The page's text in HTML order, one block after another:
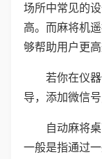
场所中常见的
高。而麻将机
够帮助用户更高
若你在仪
导，添加微信
自动麻将
一般是指通过